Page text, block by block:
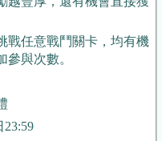
戰任意戰鬥關卡，均有機
與次數。
23:59